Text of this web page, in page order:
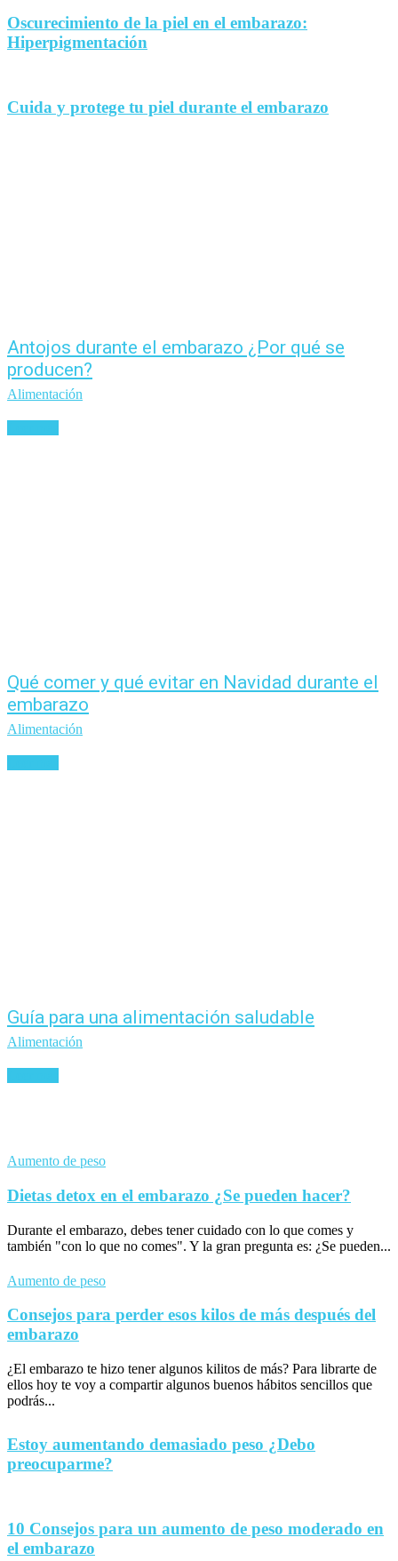
Oscurecimiento de la piel en el embarazo:
Hiperpigmentación
Cuida y protege tu piel durante el embarazo
Antojos durante el embarazo ¿Por qué se
producen?
Alimentación
Qué comer y qué evitar en Navidad durante el
embarazo
Alimentación
Guía para una alimentación saludable
Alimentación
Aumento de peso
Dietas detox en el embarazo ¿Se pueden hacer?
Durante el embarazo, debes tener cuidado con lo que comes y
también "con lo que no comes". Y la gran pregunta es: ¿Se pueden...
Aumento de peso
Consejos para perder esos kilos de más después del
embarazo
¿El embarazo te hizo tener algunos kilitos de más? Para librarte de
ellos hoy te voy a compartir algunos buenos hábitos sencillos que
podrás...
Estoy aumentando demasiado peso ¿Debo
preocuparme?
10 Consejos para un aumento de peso moderado en
el embarazo